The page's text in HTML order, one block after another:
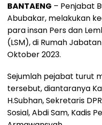
c
e
b
o
k
a
t
s
p
l
e
g
m
r
e
a
BANTAENG – Penjabat
Abubakar, melakukan
para insan Pers dan
(LSM), di Rumah
Oktober 2023.
Sejumlah pejabat turut
tersebut, diantaranya
H.Subhan, Sekretaris
Sosial, Abdi Sam, Kadis